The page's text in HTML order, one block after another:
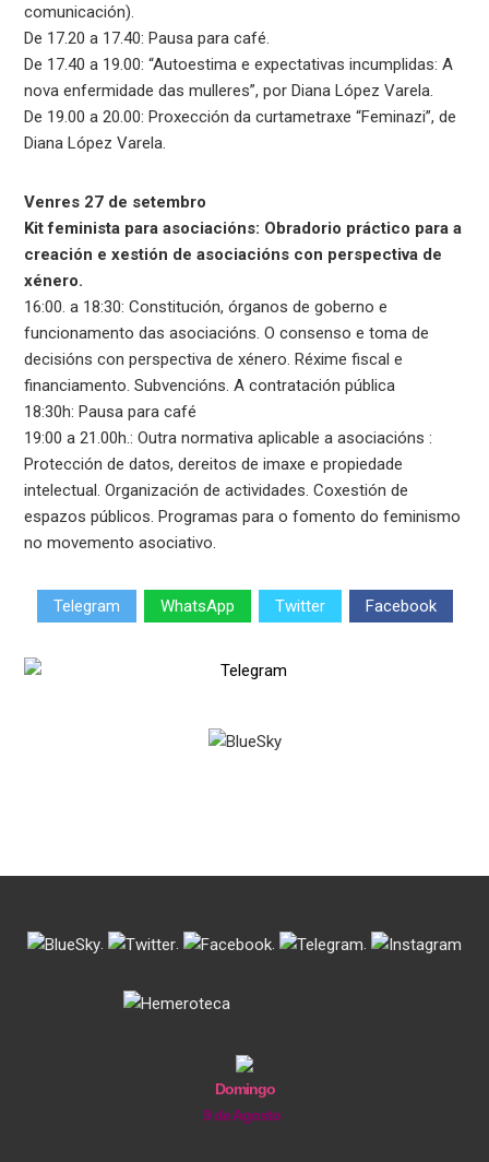
comunicación).
De 17.20 a 17.40: Pausa para café.
De 17.40 a 19.00: “Autoestima e expectativas incumplidas: A
nova enfermidade das mulleres”, por Diana López Varela.
De 19.00 a 20.00: Proxección da curtametraxe “Feminazi”, de
Diana López Varela.
Venres 27 de setembro
Kit feminista para asociacións: Obradorio práctico para a
creación e xestión de asociacións con perspectiva de
xénero.
16:00. a 18:30: Constitución, órganos de goberno e
funcionamento das asociacións. O consenso e toma de
decisións con perspectiva de xénero. Réxime fiscal e
financiamento. Subvencións. A contratación pública
18:30h: Pausa para café
19:00 a 21.00h.: Outra normativa aplicable a asociacións :
Protección de datos, dereitos de imaxe e propiedade
intelectual. Organización de actividades. Coxestión de
espazos públicos. Programas para o fomento do feminismo
no movemento asociativo.
Telegram WhatsApp Twitter Facebook
Domingo
9 de Agosto